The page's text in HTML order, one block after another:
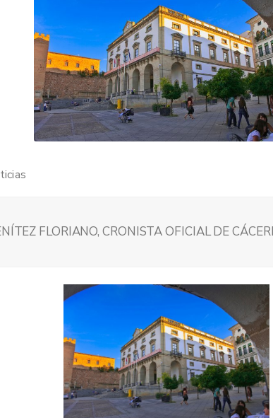
FLORIANO, CRONISTA OFICIAL DE